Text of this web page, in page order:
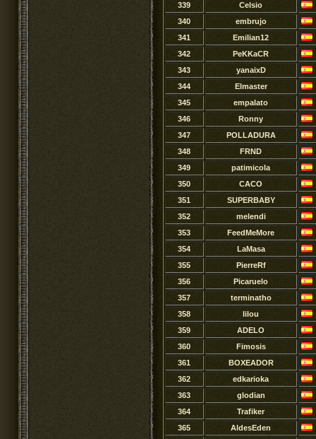
339
Celsio
340
embrujo
341
Emilian12
342
PeKKaCR
343
yanaixD
344
Elmaster
345
empalato
346
Ronny
347
POLLADURA
348
FRND
349
patimicola
350
CACO
351
SUPERBABY
352
melendi
353
FeedMeMore
354
LaMasa
355
PierreRf
356
Picaruelo
357
terminatho
358
lilou
359
ADELO
360
Fimosis
361
BOXEADOR
362
edkarioka
363
glodian
364
Trafiker
365
AldesEden